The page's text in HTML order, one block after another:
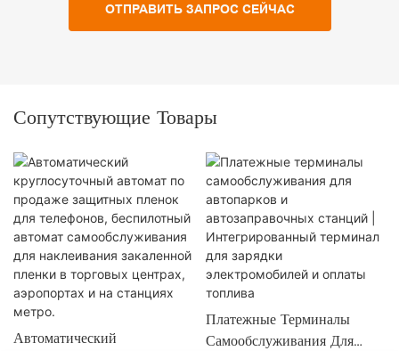
ОТПРАВИТЬ ЗАПРОС СЕЙЧАС
Сопутствующие Товары
Автоматический
Платежные Терминалы
Самообслуживания Для